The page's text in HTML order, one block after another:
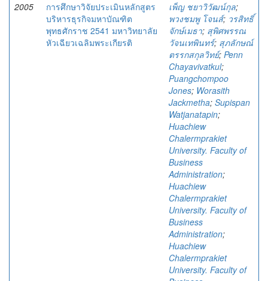
2005
การศึกษาวิจัยประเมินหลักสูตร
บริหารธุรกิจมหาบัณฑิต
พุทธศักราช 2541 มหาวิทยาลัย
หัวเฉียวเฉลิมพระเกียรติ
เพ็ญ ชยาวิวัฒน์กุล;
พวงชมพู โจนส์; วรสิทธิ์
จักษ์เมธา; สุพิศพรรณ
วัจนเทพินทร์; สุภลักษณ์
ตรรกสกุลวิทย์; Penn
Chayavivatkul;
Puangchompoo
Jones; Worasith
Jackmetha; Supispan
Watjanatapin;
Huachiew
Chalermprakiet
University. Faculty of
Business
Administration;
Huachiew
Chalermprakiet
University. Faculty of
Business
Administration;
Huachiew
Chalermprakiet
University. Faculty of